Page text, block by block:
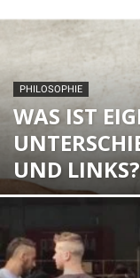
PHILOSOPHIE
WAS IST
UND LINKS?